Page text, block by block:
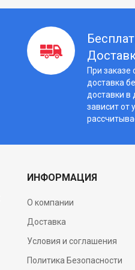
При заказе
доставка
доставки в
зависит от
ИНФОРМАЦИЯ
О компании
Доставка
Условия и соглашения
Политика Безопасности